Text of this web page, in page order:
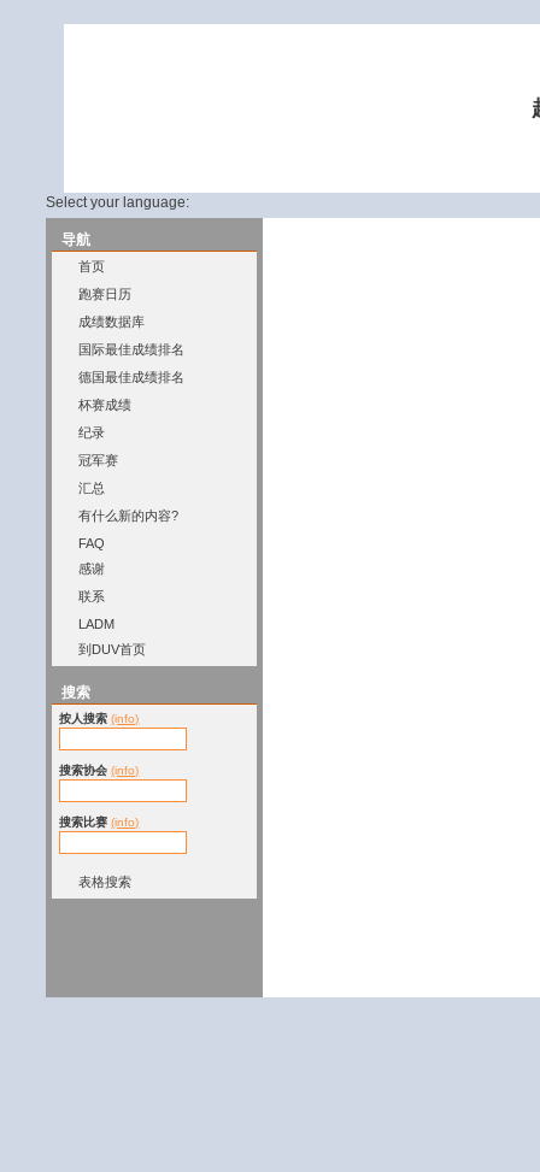
Select your language:
导航
首页
跑赛日历
成绩数据库
国际最佳成绩排名
德国最佳成绩排名
杯赛成绩
纪录
冠军赛
汇总
有什么新的内容?
FAQ
感谢
联系
LADM
到DUV首页
搜索
按人搜索 (info)
搜索协会 (info)
搜索比赛 (info)
表格搜索